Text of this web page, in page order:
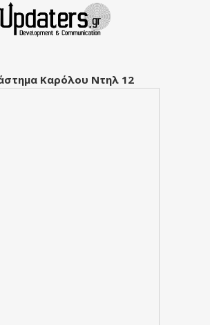
Καρόλου Ντηλ 12